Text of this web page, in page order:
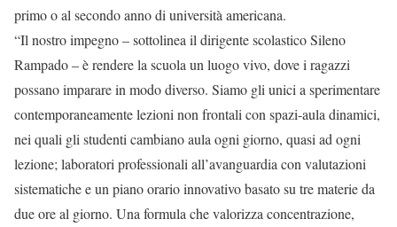
primo o al secondo anno di università americana.
“Il nostro impegno – sottolinea il dirigente scolastico Sileno
Rampado – è rendere la scuola un luogo vivo, dove i ragazzi
possano imparare in modo diverso. Siamo gli unici a sperimentare
contemporaneamente lezioni non frontali con spazi-aula dinamici,
nei quali gli studenti cambiano aula ogni giorno, quasi ad ogni
lezione; laboratori professionali all’avanguardia con valutazioni
sistematiche e un piano orario innovativo basato su tre materie da
due ore al giorno. Una formula che valorizza concentrazione,